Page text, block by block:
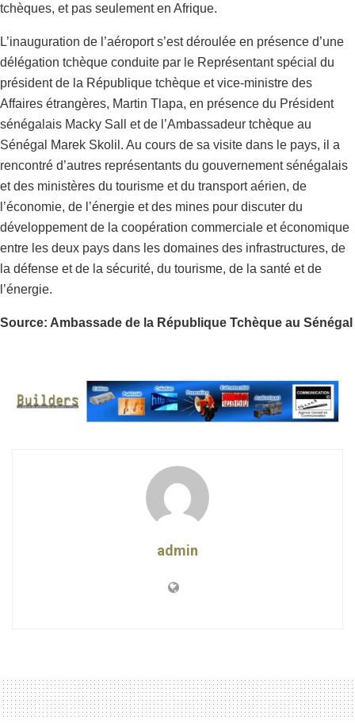
tchèques, et pas seulement en Afrique.
L’inauguration de l’aéroport s’est déroulée en présence d’une
délégation tchèque conduite par le Représentant spécial du
président de la République tchèque et vice-ministre des
Affaires étrangères, Martin Tlapa, en présence du Président
sénégalais Macky Sall et de l’Ambassadeur tchèque au
Sénégal Marek Skolil. Au cours de sa visite dans le pays, il a
rencontré d’autres représentants du gouvernement sénégalais
et des ministères du tourisme et du transport aérien, de
l’économie, de l’énergie et des mines pour discuter du
développement de la coopération commerciale et économique
entre les deux pays dans les domaines des infrastructures, de
la défense et de la sécurité, du tourisme, de la santé et de
l’énergie.
Source: Ambassade de la République Tchèque au Sénégal
admin